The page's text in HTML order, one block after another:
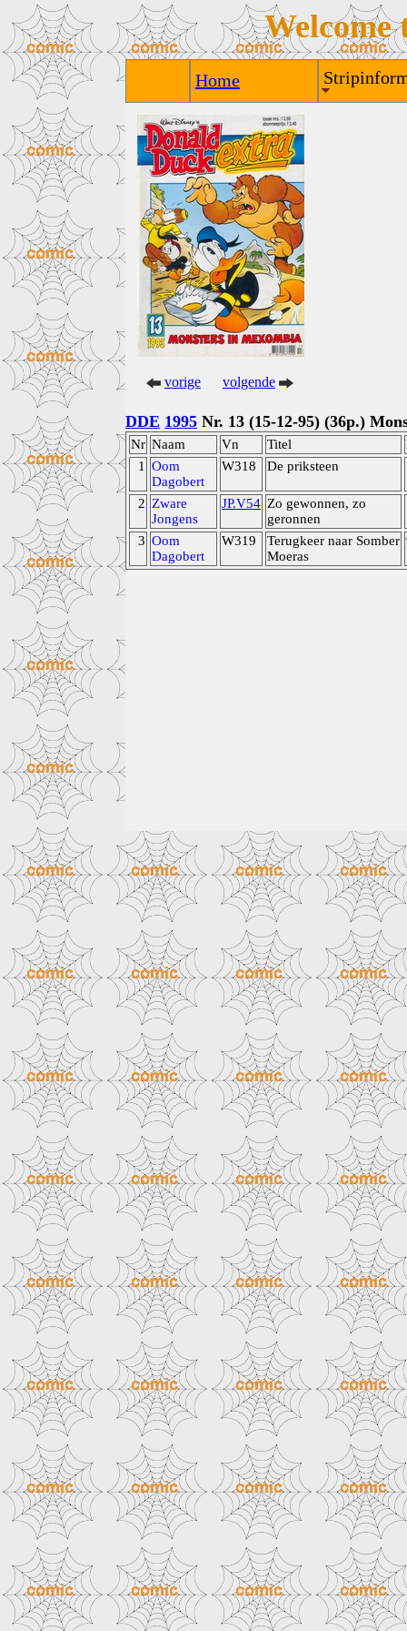
Welcome
Home
vorige volgende
DDE 1995 Nr. 13 (15-12-95) (36p.)
Nr Naam Vn Titel
1
Oom
Dagobert
W318 De priksteen
2 Zware
Jongens
JP.V54 Zo gewonnen, zo
geronnen
3 Oom
Dagobert
W319
Terugkeer naar Somber
Moeras